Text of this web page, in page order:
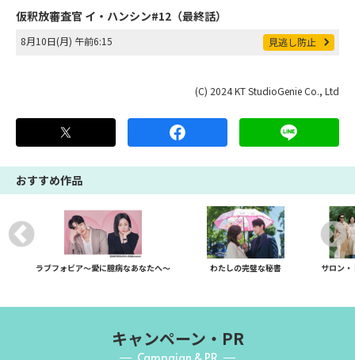
仮釈放審査官 イ・ハンシン#12（最終話）
8月10日(月) 午前6:15 見逃し防止
(C) 2024 KT StudioGenie Co., Ltd
おすすめ作品
ラブフォビア～愛に臆病なあなたへ～ わたしの完璧な秘書 サロン
キャンペーン・PR